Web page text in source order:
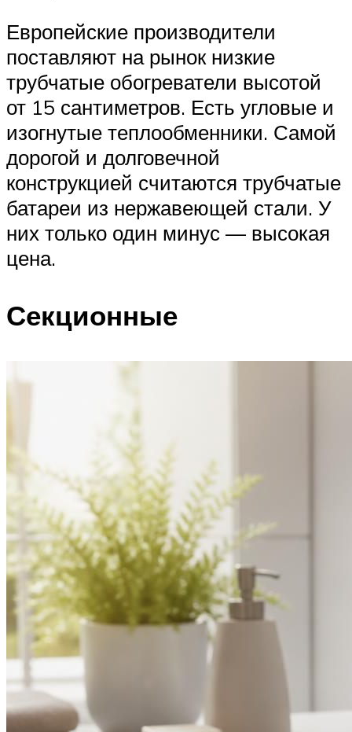
Европейские производители
поставляют на рынок низкие
трубчатые обогреватели высотой
от 15 сантиметров. Есть угловые и
изогнутые теплообменники. Самой
дорогой и долговечной
конструкцией считаются трубчатые
батареи из нержавеющей стали. У
них только один минус — высокая
цена.
Секционные